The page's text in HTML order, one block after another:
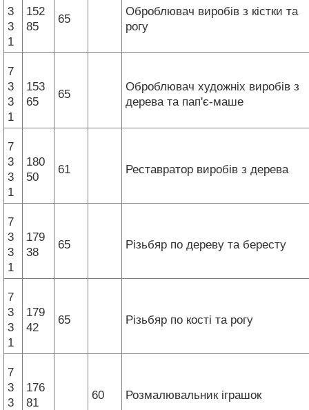
3
3
1
152
85
65
Оброблювач виробів з кістки та
рогу
7
3
3
1
153
65
65
Оброблювач художніх виробів з
дерева та пап'є-маше
7
3
3
1
180
50
61 Реставратор виробів з дерева
7
3
3
1
179
38
65 Різьбяр по дереву та бересту
7
3
3
1
179
42
65 Різьбяр по кості та рогу
7
3
3
176
81
60 Розмалювальник іграшок